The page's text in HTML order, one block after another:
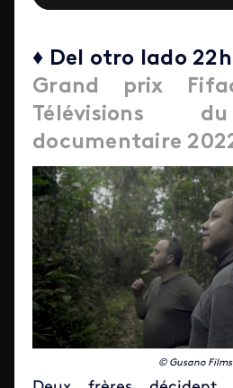
♦ Del otro lado
Grand prix
Télévisions
documentaire
© Gusano Films